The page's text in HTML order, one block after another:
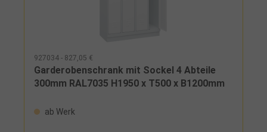
927034 - 827,05 €
Garderobenschrank mit Sockel 4 Abteile
300mm RAL7035 H1950 x T500 x B1200mm
ab Werk